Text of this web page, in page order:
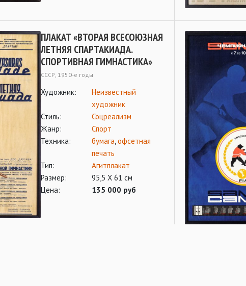
ПЛАКАТ «ВТОРАЯ ВСЕСОЮЗНАЯ
ЛЕТНЯЯ СПАРТАКИАДА.
СПОРТИВНАЯ ГИМНАСТИКА»
СССР, 1950-е годы
Художник:
Неизвестный
художник
Стиль:
Соцреализм
Жанр:
Спорт
Техника:
бумага офсетная
печать
Тип:
Агитплакат
Размер:
95,5 Х 61 см
Цена:
135 000 руб